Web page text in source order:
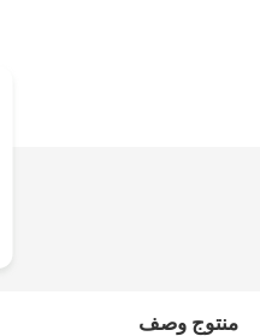
منتوج وصف